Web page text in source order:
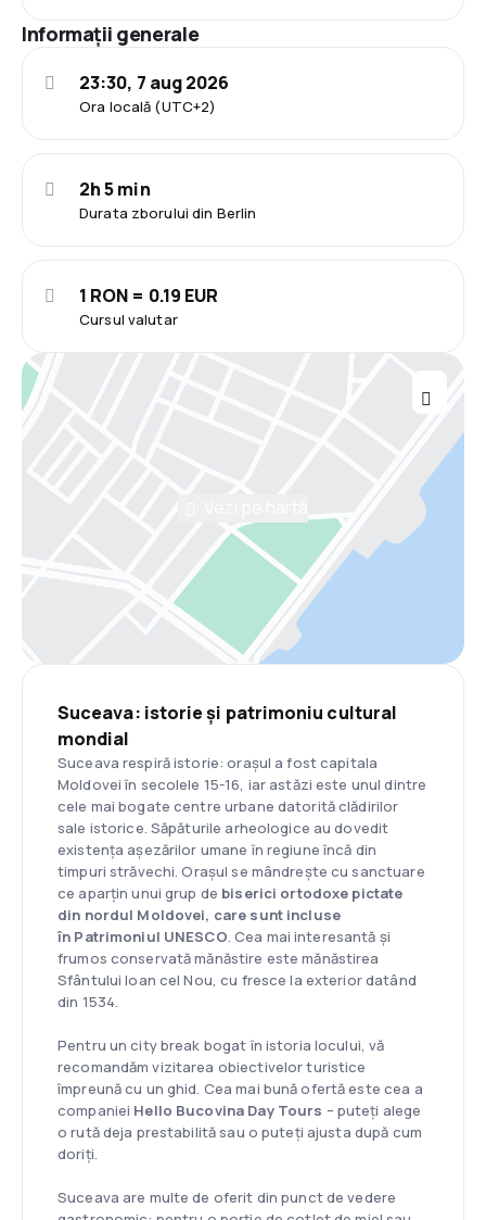
Informații generale
Ora locală (UTC+2)
23:30, 7 aug 2026
Durata zborului din Berlin
2h 5 min
Cursul valutar
1 RON = 0.19 EUR
Suceava: istorie și patrimoniu cultural
mondial
Suceava respiră istorie: orașul a fost capitala
Moldovei în secolele 15-16, iar astăzi este unul dintre
cele mai bogate centre urbane datorită clădirilor
sale istorice. Săpăturile arheologice au dovedit
existența așezărilor umane în regiune încă din
timpuri străvechi. Orașul se mândrește cu sanctuare
ce aparțin unui grup de biserici ortodoxe pictate
din nordul Moldovei, care sunt incluse
în Patrimoniul UNESCO. Cea mai interesantă și
frumos conservată mănăstire este mănăstirea
Sfântului Ioan cel Nou, cu fresce la exterior datând
din 1534.
Pentru un city break bogat în istoria locului, vă
recomandăm vizitarea obiectivelor turistice
împreună cu un ghid. Cea mai bună ofertă este cea a
companiei Hello Bucovina Day Tours – puteți alege
o rută deja prestabilită sau o puteți ajusta după cum
doriți.
Suceava are multe de oferit din punct de vedere